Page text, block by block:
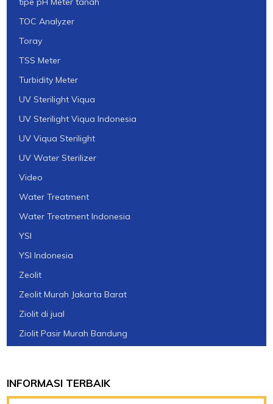
TOC Analyzer
Toray
TSS Meter
Turbidity Meter
UV Sterilight Viqua
UV Sterilight Viqua Indonesia
UV Viqua Sterilight
UV Water Sterilizer
Video
Water Treatment
Water Treatment Indonesia
YSI
YSI Indonesia
Zeolit
Zeolit Murah Jakarta Barat
Ziolit di jual
Ziolit Pasir Murah Bandung
INFORMASI TERBAIK